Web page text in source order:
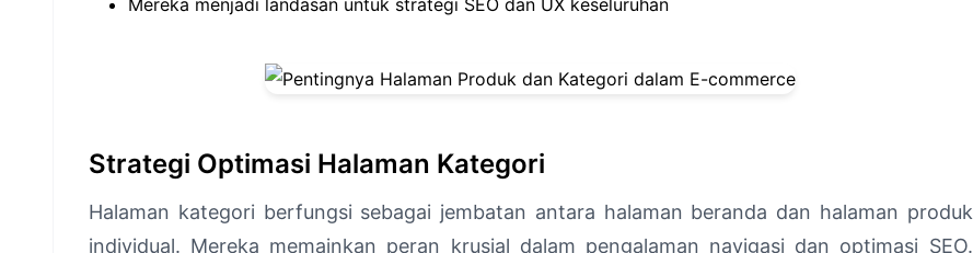
Mereka menjadi landasan untuk strategi SEO dan UX keseluruhan
Strategi Optimasi Halaman Kategori
Halaman kategori berfungsi sebagai jembatan antara halaman beranda dan halaman produk
individual. Mereka memainkan peran krusial dalam pengalaman navigasi dan optimasi SEO.